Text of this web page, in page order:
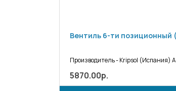
Вентиль 6-ти позиционный
Производитель - Kripsol (Испания)
5870.00р.